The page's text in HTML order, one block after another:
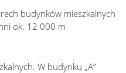
budynków mieszkalnych
ok. 12 000 m
W budynku „A”